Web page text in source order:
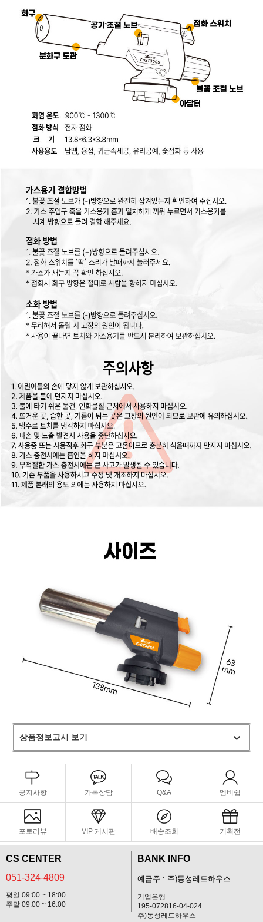
상품정보고시 보기
공지사항 카톡상담 Q&A 멤버쉽
포토리뷰 VIP 게시판 배송조회 기획전
CS CENTER
051-324-4809
평일 09:00 ~ 18:00
주말 09:00 ~ 16:00
BANK INFO
예금주 : 주)동성레드하우스
기업은행
195-072816-04-024
주)동성레드하우스